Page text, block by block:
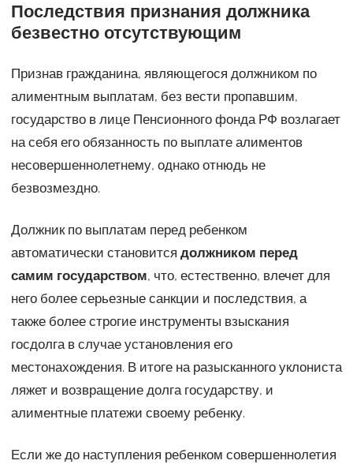
Последствия признания должника
безвестно отсутствующим
Признав гражданина, являющегося должником по
алиментным выплатам, без вести пропавшим,
государство в лице Пенсионного фонда РФ возлагает
на себя его обязанность по выплате алиментов
несовершеннолетнему, однако отнюдь не
безвозмездно.
Должник по выплатам перед ребенком
автоматически становится должником перед
самим государством, что, естественно, влечет для
него более серьезные санкции и последствия, а
также более строгие инструменты взыскания
госдолга в случае установления его
местонахождения. В итоге на разысканного уклониста
ляжет и возвращение долга государству, и
алиментные платежи своему ребенку.
Если же до наступления ребенком совершеннолетия